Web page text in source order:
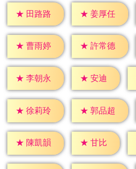
★ 田路路 ★ 姜厚任
★ 曹雨婷 ★ 許常德
★ 李朝永 ★ 安迪
★ 徐莉玲 ★ 郭品超
★ 陳凱韻 ★ 甘比